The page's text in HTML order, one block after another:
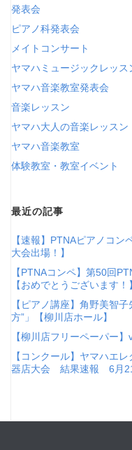
発表会
ピアノ科発表会
メイトコンサート
ヤマハミュージックレッス
ヤマハ音楽教室発表会
音楽レッスン
ヤマハ大人の音楽レッスン
ヤマハ音楽教室
体験教室・教室イベント
最近の記事
【速報】PTNAピアノコ
大会出場！】
【PTNAコンペ】第50回
【おめでとうございます！】
【ピアノ講座】角野美智
方”」【柳川店ホール】
【柳川店フリーペーパー
【コンクール】ヤマハエ
器店大会 結果速報 6月21